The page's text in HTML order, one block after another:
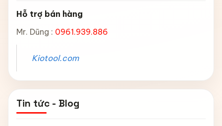
Hỗ trợ bán hàng
Mr. Dũng : 0961.939.886
Kiotool.com
Tin tức - Blog